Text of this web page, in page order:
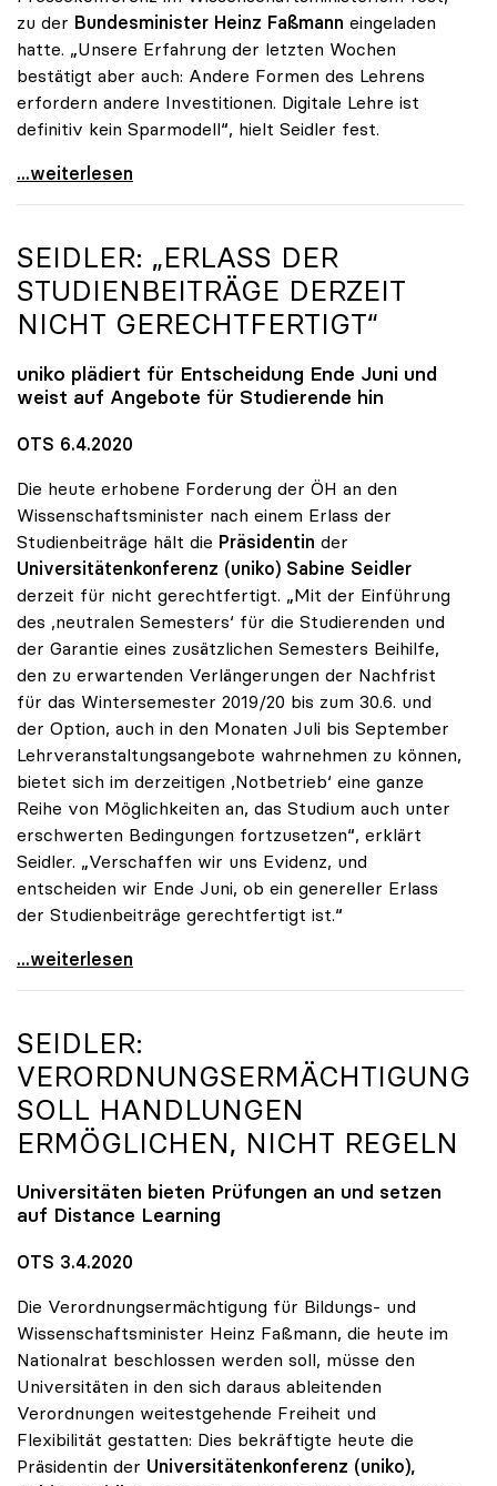
zu der Bundesminister Heinz Faßmann eingeladen
hatte. „Unsere Erfahrung der letzten Wochen
bestätigt aber auch: Andere Formen des Lehrens
erfordern andere Investitionen. Digitale Lehre ist
definitiv kein Sparmodell“, hielt Seidler fest.
uniko-Präsidentin Seidler: „Digitale Lehre ist
...weiterlesen
SEIDLER: „ERLASS DER
STUDIENBEITRÄGE DERZEIT
NICHT GERECHTFERTIGT“
uniko plädiert für Entscheidung Ende Juni und
weist auf Angebote für Studierende hin
OTS 6.4.2020
Die heute erhobene Forderung der ÖH an den
Wissenschaftsminister nach einem Erlass der
Studienbeiträge hält die Präsidentin der
Universitätenkonferenz (uniko) Sabine Seidler
derzeit für nicht gerechtfertigt. „Mit der Einführung
des ,neutralen Semesters‘ für die Studierenden und
der Garantie eines zusätzlichen Semesters Beihilfe,
den zu erwartenden Verlängerungen der Nachfrist
für das Wintersemester 2019/20 bis zum 30.6. und
der Option, auch in den Monaten Juli bis September
Lehrveranstaltungsangebote wahrnehmen zu können,
bietet sich im derzeitigen ,Notbetrieb‘ eine ganze
Reihe von Möglichkeiten an, das Studium auch unter
erschwerten Bedingungen fortzusetzen“, erklärt
Seidler. „Verschaffen wir uns Evidenz, und
entscheiden wir Ende Juni, ob ein genereller Erlass
der Studienbeiträge gerechtfertigt ist.“
Seidler: „Erlass der Studienbeiträge derzeit nicht
...weiterlesen
SEIDLER:
VERORDNUNGSERMÄCHTIGUNG
SOLL HANDLUNGEN
ERMÖGLICHEN, NICHT REGELN
Universitäten bieten Prüfungen an und setzen
auf Distance Learning
OTS 3.4.2020
Die Verordnungsermächtigung für Bildungs- und
Wissenschaftsminister Heinz Faßmann, die heute im
Nationalrat beschlossen werden soll, müsse den
Universitäten in den sich daraus ableitenden
Verordnungen weitestgehende Freiheit und
Flexibilität gestatten: Dies bekräftigte heute die
Präsidentin der Universitätenkonferenz (uniko),